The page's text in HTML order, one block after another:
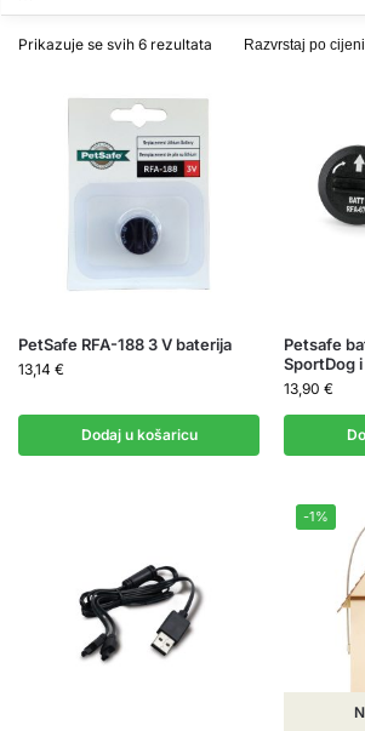
Prikazuje se svih 6 rezultata
PetSafe RFA-188 3 V baterija
13,14 €
Dodaj u košaricu
Petsafe
SportDog
13,90 €
-1%